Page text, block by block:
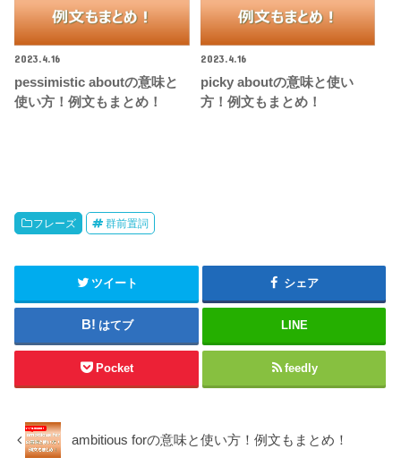
2023.4.16
pessimistic aboutの意味と
使い方！例文もまとめ！
2023.4.16
picky aboutの意味と使い
方！例文もまとめ！
フレーズ 群前置詞
ツイート シェア
はてブ LINE
Pocket feedly
ambitious forの意味と使い方！例文もまとめ！